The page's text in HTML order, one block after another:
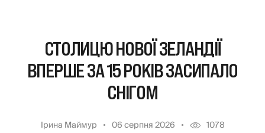
СТОЛИЦЮ НОВОЇ ЗЕЛАНДІЇ
ВПЕРШЕ ЗА 15 РОКІВ ЗАСИПАЛО
СНІГОМ
Ірина Маймур 06 серпня 2026 1078